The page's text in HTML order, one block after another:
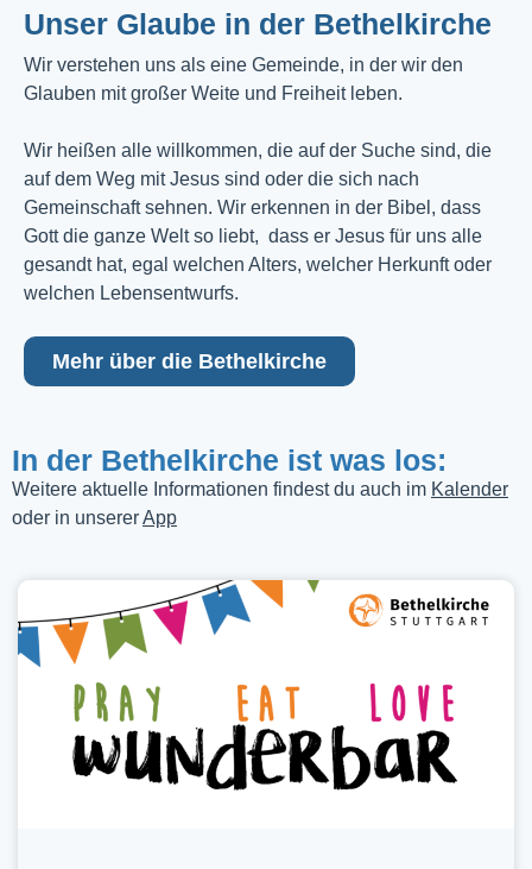
Unser Glaube in der Bethelkirche
Wir verstehen uns als eine Gemeinde, in der wir den
Glauben mit großer Weite und Freiheit leben.
Wir heißen alle willkommen, die auf der Suche sind, die
auf dem Weg mit Jesus sind oder die sich nach
Gemeinschaft sehnen. Wir erkennen in der Bibel, dass
Gott die ganze Welt so liebt, dass er Jesus für uns alle
gesandt hat, egal welchen Alters, welcher Herkunft oder
welchen Lebensentwurfs.
Mehr über die Bethelkirche
In der Bethelkirche ist was los:
Weitere aktuelle Informationen findest du auch im Kalender
oder in unsererApp